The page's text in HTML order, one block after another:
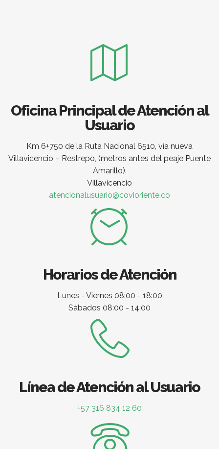
Oficina Principal de Atención al
Usuario
Km 6+750 de la Ruta Nacional 6510, vía nueva
Villavicencio – Restrepo, (metros antes del peaje Puente
Amarillo).
Villavicencio
atencionalusuario@covioriente.co
Horarios de Atención
Lunes - Viernes 08:00 - 18:00
Sábados 08:00 - 14:00
Línea de Atención al Usuario
+57 316 834 12 60